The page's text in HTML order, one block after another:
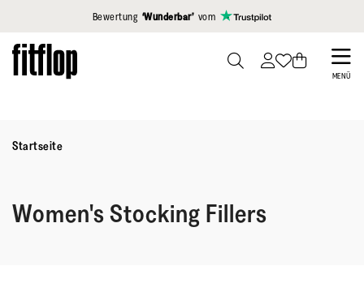
Klicken Sie hier, um unsere Erklärung zur Barrierefreiheit
Bewertung ‘Wunderbar’ vom
Skip
to
MENÜ
Startseite
Women's Stocking Fillers